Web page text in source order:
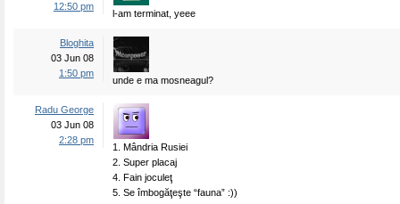
12:50 pm
l-am terminat, yeee
Bloghita
03 Jun 08
1:50 pm
unde e ma mosneagul?
Radu George
03 Jun 08
2:28 pm
1. Mândria Rusiei
2. Super placaj
4. Fain joculeţ
5. Se îmbogăţeşte “fauna” :))